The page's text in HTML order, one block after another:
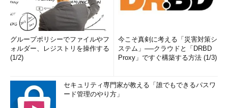
グループポリシーでファイルやフ
ォルダー、レジストリを操作する
(1/2)
今こそ真剣に考える「災害対策シ
ステム」──クラウドと「DRBD
Proxy」ですぐ構築する方法 (1/3)
セキュリティ専門家が教える「誰でもできるパスワ
ード管理のやり方」